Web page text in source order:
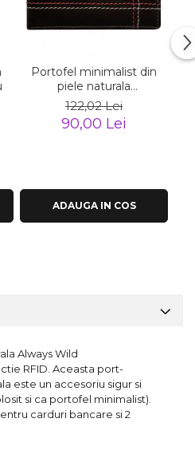
Portofel minimalist din
piele naturala
PORMG047
122,02 Lei
90,00 Lei
ADAUGA IN COS
Always Wild
RFID. Aceasta port-
este un accesoriu sigur si
si ca portofel minimalist).
carduri bancare si 2